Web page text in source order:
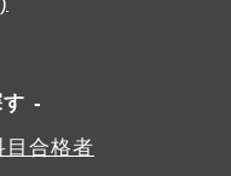
目合格者